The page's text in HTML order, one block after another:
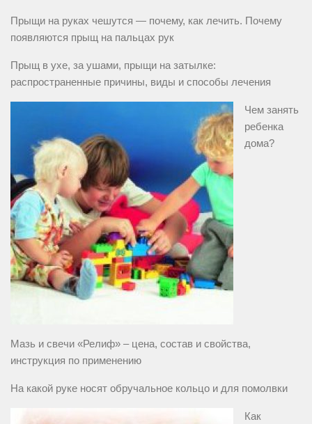
Прыщи на руках чешутся — почему, как лечить. Почему
появляются прыщ на пальцах рук
Прыщ в ухе, за ушами, прыщи на затылке:
распространенные причины, виды и способы лечения
Чем занять
ребенка
дома?
Мазь и свечи «Релиф» – цена, состав и свойства,
инструкция по применению
На какой руке носят обручальное кольцо и для помолвки
Как